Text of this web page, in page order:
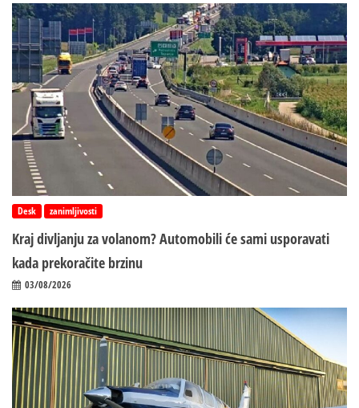
Desk zanimljivosti
Kraj divljanju za volanom? Automobili će sami usporavati
kada prekoračite brzinu
03/08/2026